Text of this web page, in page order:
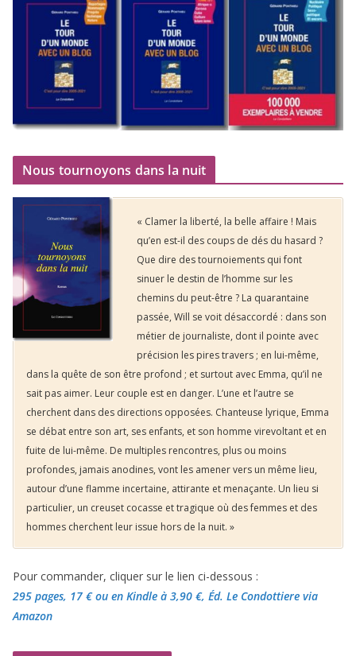
Nous tournoyons dans la nuit
« Clamer la liberté, la belle affaire ! Mais
qu’en est-il des coups de dés du hasard ?
Que dire des tournoiements qui font
sinuer le destin de l’homme sur les
chemins du peut-être ? La quarantaine
passée, Will se voit désaccordé : dans son
métier de journaliste, dont il pointe avec
précision les pires travers ; en lui-même,
dans la quête de son être profond ; et surtout avec Emma, qu’il ne
sait pas aimer. Leur couple est en danger. L’une et l’autre se
cherchent dans des directions opposées. Chanteuse lyrique, Emma
se débat entre son art, ses enfants, et son homme virevoltant et en
fuite de lui-même. De multiples rencontres, plus ou moins
profondes, jamais anodines, vont les amener vers un même lieu,
autour d’une flamme incertaine, attirante et menaçante. Un lieu si
particulier, un creuset cocasse et tragique où des femmes et des
hommes cherchent leur issue hors de la nuit. »
Pour commander, cliquer sur le lien ci-dessous :
295 pages, 17 €ou en Kindle à 3,90 €, Éd. Le Condottiere via
Amazon